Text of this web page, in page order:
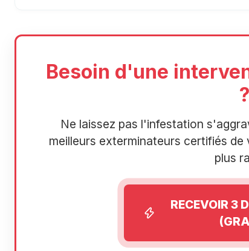
Besoin d'une
?
Ne laissez pas l'infestation
meilleurs exterminateurs certifiés
plus
RECEVOIR 3